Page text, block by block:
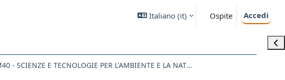
Italiano ‎(it)‎ Ospite
Accedi
SM40 - SCIENZE E TECNOLOGIE PER L'AMBIENTE E LA NATURA